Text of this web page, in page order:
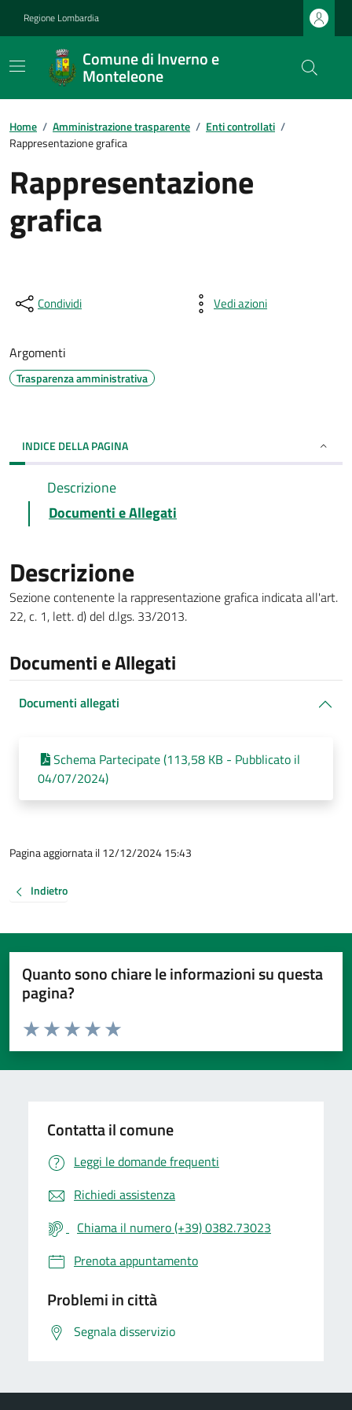
Regione Lombardia
Comune di Inverno e
Monteleone
Home / Amministrazione trasparente / Enti controllati /
Rappresentazione grafica
Rappresentazione
grafica
Condividi Vedi azioni
Argomenti
Trasparenza amministrativa
INDICE DELLA PAGINA
Descrizione
Documenti e Allegati
Descrizione
Sezione contenente la rappresentazione grafica indicata all'art.
22, c. 1, lett. d) del d.lgs. 33/2013.
Documenti e Allegati
Documenti allegati
Schema Partecipate (113,58 KB - Pubblicato il
04/07/2024)
Pagina aggiornata il 12/12/2024 15:43
Indietro
Quanto sono chiare le informazioni su questa
pagina?
Valuta da 1 a 5 stelle la pagina
Valuta 5 stelle su 5
Valuta 4 stelle su 5
Valuta 3 stelle su 5
Valuta 2 stelle su 5
Valuta 1 stelle su 5
Contatta il comune
Leggi le domande frequenti
Richiedi assistenza
Chiama il numero (+39) 0382.73023
Prenota appuntamento
Problemi in città
Segnala disservizio